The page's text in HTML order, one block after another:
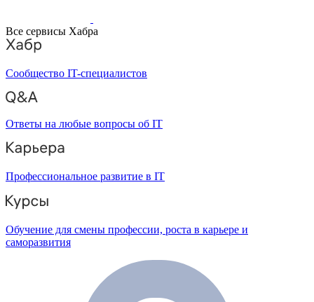
Все сервисы Хабра
Сообщество IT-специалистов
Ответы на любые вопросы об IT
Профессиональное развитие в IT
Обучение для смены профессии, роста в карьере и
саморазвития